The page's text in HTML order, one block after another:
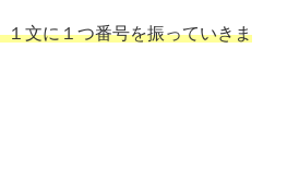
１文に１つ番号を振っていきま